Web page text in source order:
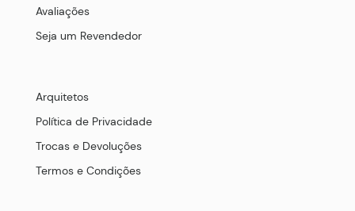
Avaliações
Seja um Revendedor
Arquitetos
Política de Privacidade
Trocas e Devoluções
Termos e Condições